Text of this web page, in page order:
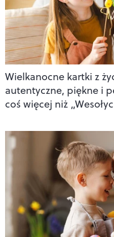
Wielkanocne kartki z
autentyczne, piękne i
coś więcej niż